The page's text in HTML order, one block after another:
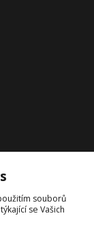
souborů
se Vašich